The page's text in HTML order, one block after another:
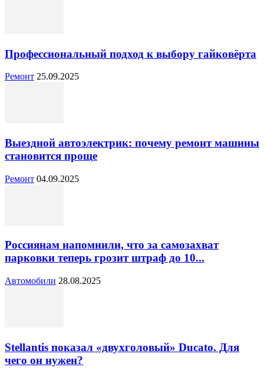
Профессиональный подход к выбору гайковёрта
Ремонт 25.09.2025
Выездной автоэлектрик: почему ремонт машины
становится проще
Ремонт 04.09.2025
Россиянам напомнили, что за самозахват
парковки теперь грозит штраф до 10...
Автомобили 28.08.2025
Stellantis показал «двухголовый» Ducato. Для
чего он нужен?